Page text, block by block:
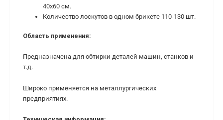
40х60 см.
Количество лоскутов в одном брикете 110-130 шт.
Область применения:
Предназначена для обтирки деталей машин, станков и
т.д.
Широко применяется на металлургических
предприятиях.